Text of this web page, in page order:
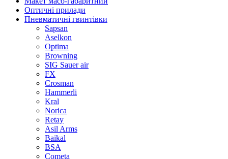
Оптичні прилади
Пневматичні гвинтівки
Sapsan
Aselkon
Optima
Browning
SIG Sauer air
FX
Crosman
Hammerli
Kral
Norica
Retay
Asil Arms
Baikal
BSA
Cometa